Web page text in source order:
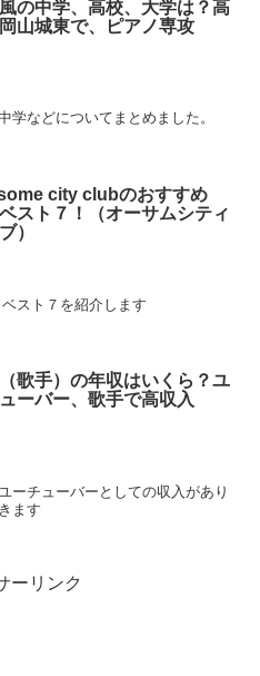
の中学、高校、大学は？高
山城東で、ピアノ専攻
学などについてまとめました。
city clubのおすすめ
スト７！（オーサムシティ
）
スト７を紹介します
歌手）の年収はいくら？ユ
ーバー、歌手で高収入
ーチューバーとしての収入があり
ます
ーリンク